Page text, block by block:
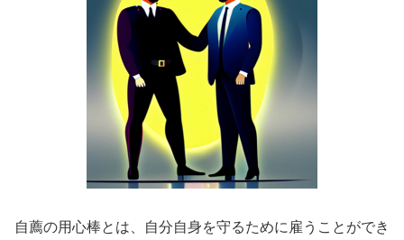
自薦の用心棒とは、自分自身を守るために雇うことができ